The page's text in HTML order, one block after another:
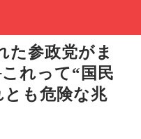
た参政党がま
れって“国民
も危険な兆